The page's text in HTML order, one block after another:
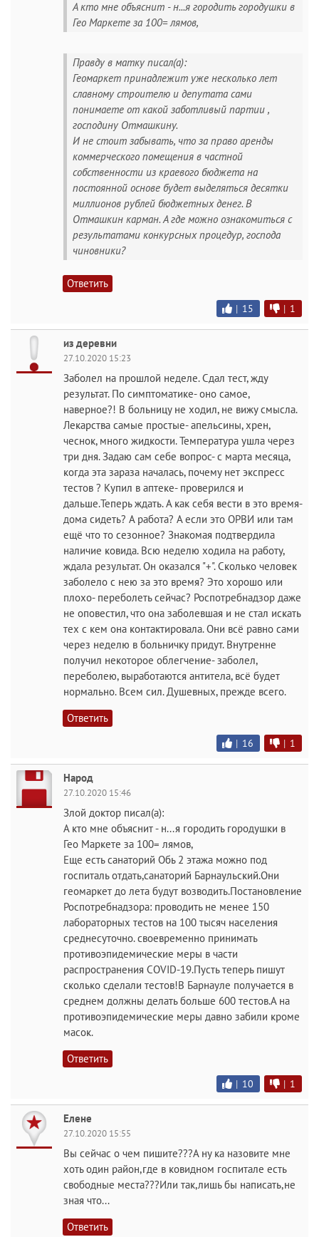
А кто мне объяснит - н...я городить городушки в
Гео Маркете за 100= лямов,
Правду в матку писал(а):
Геомаркет принадлежит уже несколько лет
славному строителю и депутата сами
понимаете от какой заботливый партии ,
господину Отмашкину.
И не стоит забывать, что за право аренды
коммерческого помещения в частной
собственности из краевого бюджета на
постоянной основе будет выделяться десятки
миллионов рублей бюджетных денег. В
Отмашкин карман. А где можно ознакомиться с
результатами конкурсных процедур, господа
чиновники?
Ответить
| 15 | 1
из деревни
27.10.2020 15:23
Заболел на прошлой неделе. Сдал тест, жду
результат. По симптоматике- оно самое,
наверное?! В больницу не ходил, не вижу смысла.
Лекарства самые простые- апельсины, хрен,
чеснок, много жидкости. Температура ушла через
три дня. Задаю сам себе вопрос- с марта месяца,
когда эта зараза началась, почему нет экспресс
тестов ? Купил в аптеке- проверился и
дальше.Теперь ждать. А как себя вести в это время-
дома сидеть? А работа? А если это ОРВИ или там
ещё что то сезонное? Знакомая подтвердила
наличие ковида. Всю неделю ходила на работу,
ждала результат. Он оказался "+". Сколько человек
заболело с нею за это время? Это хорошо или
плохо- переболеть сейчас? Роспотребнадзор даже
не оповестил, что она заболевшая и не стал искать
тех с кем она контактировала. Они всё равно сами
через неделю в больничку придут. Внутренне
получил некоторое облегчение- заболел,
переболею, выработаются антитела, всё будет
нормально. Всем сил. Душевных, прежде всего.
Ответить
| 16 | 1
Народ
27.10.2020 15:46
Злой доктор писал(а):
А кто мне объяснит - н...я городить городушки в
Гео Маркете за 100= лямов,
Еще есть санаторий Обь 2 этажа можно под
госпиталь отдать,санаторий Барнаульский.Они
геомаркет до лета будут возводить.Постановление
Роспотребнадзора: проводить не менее 150
лабораторных тестов на 100 тысяч населения
среднесуточно. своевременно принимать
противоэпидемические меры в части
распространения COVID-19.Пусть теперь пишут
сколько сделали тестов!В Барнауле получается в
среднем должны делать больше 600 тестов.А на
противоэпидемические меры давно забили кроме
масок.
Ответить
| 10 | 1
Елене
27.10.2020 15:55
Вы сейчас о чем пишите???А ну ка назовите мне
хоть один район,где в ковидном госпитале есть
свободные места???Или так,лишь бы написать,не
зная что...
Ответить